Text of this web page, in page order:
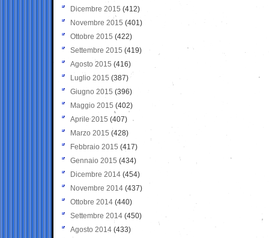
Dicembre 2015 (412)
Novembre 2015 (401)
Ottobre 2015 (422)
Settembre 2015 (419)
Agosto 2015 (416)
Luglio 2015 (387)
Giugno 2015 (396)
Maggio 2015 (402)
Aprile 2015 (407)
Marzo 2015 (428)
Febbraio 2015 (417)
Gennaio 2015 (434)
Dicembre 2014 (454)
Novembre 2014 (437)
Ottobre 2014 (440)
Settembre 2014 (450)
Agosto 2014 (433)